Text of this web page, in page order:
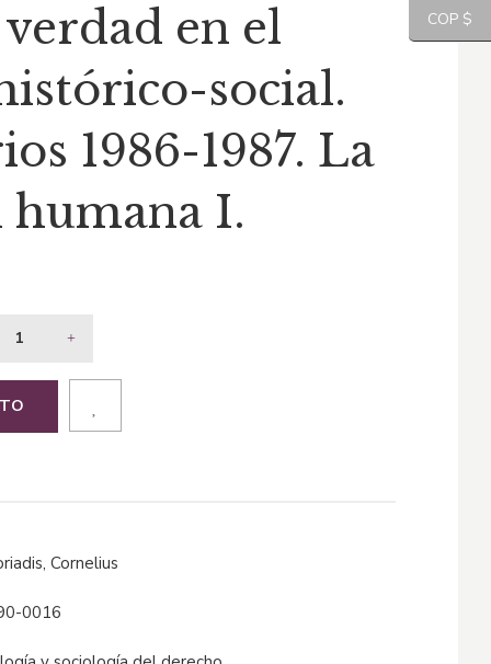
en el
social.
1986-1987. La
humana I.
Cornelius
0016
COP $